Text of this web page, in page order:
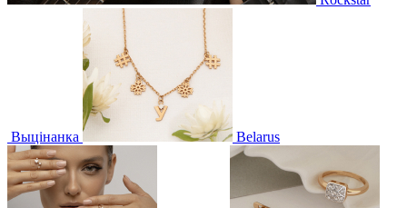
Выцінанка Belarus